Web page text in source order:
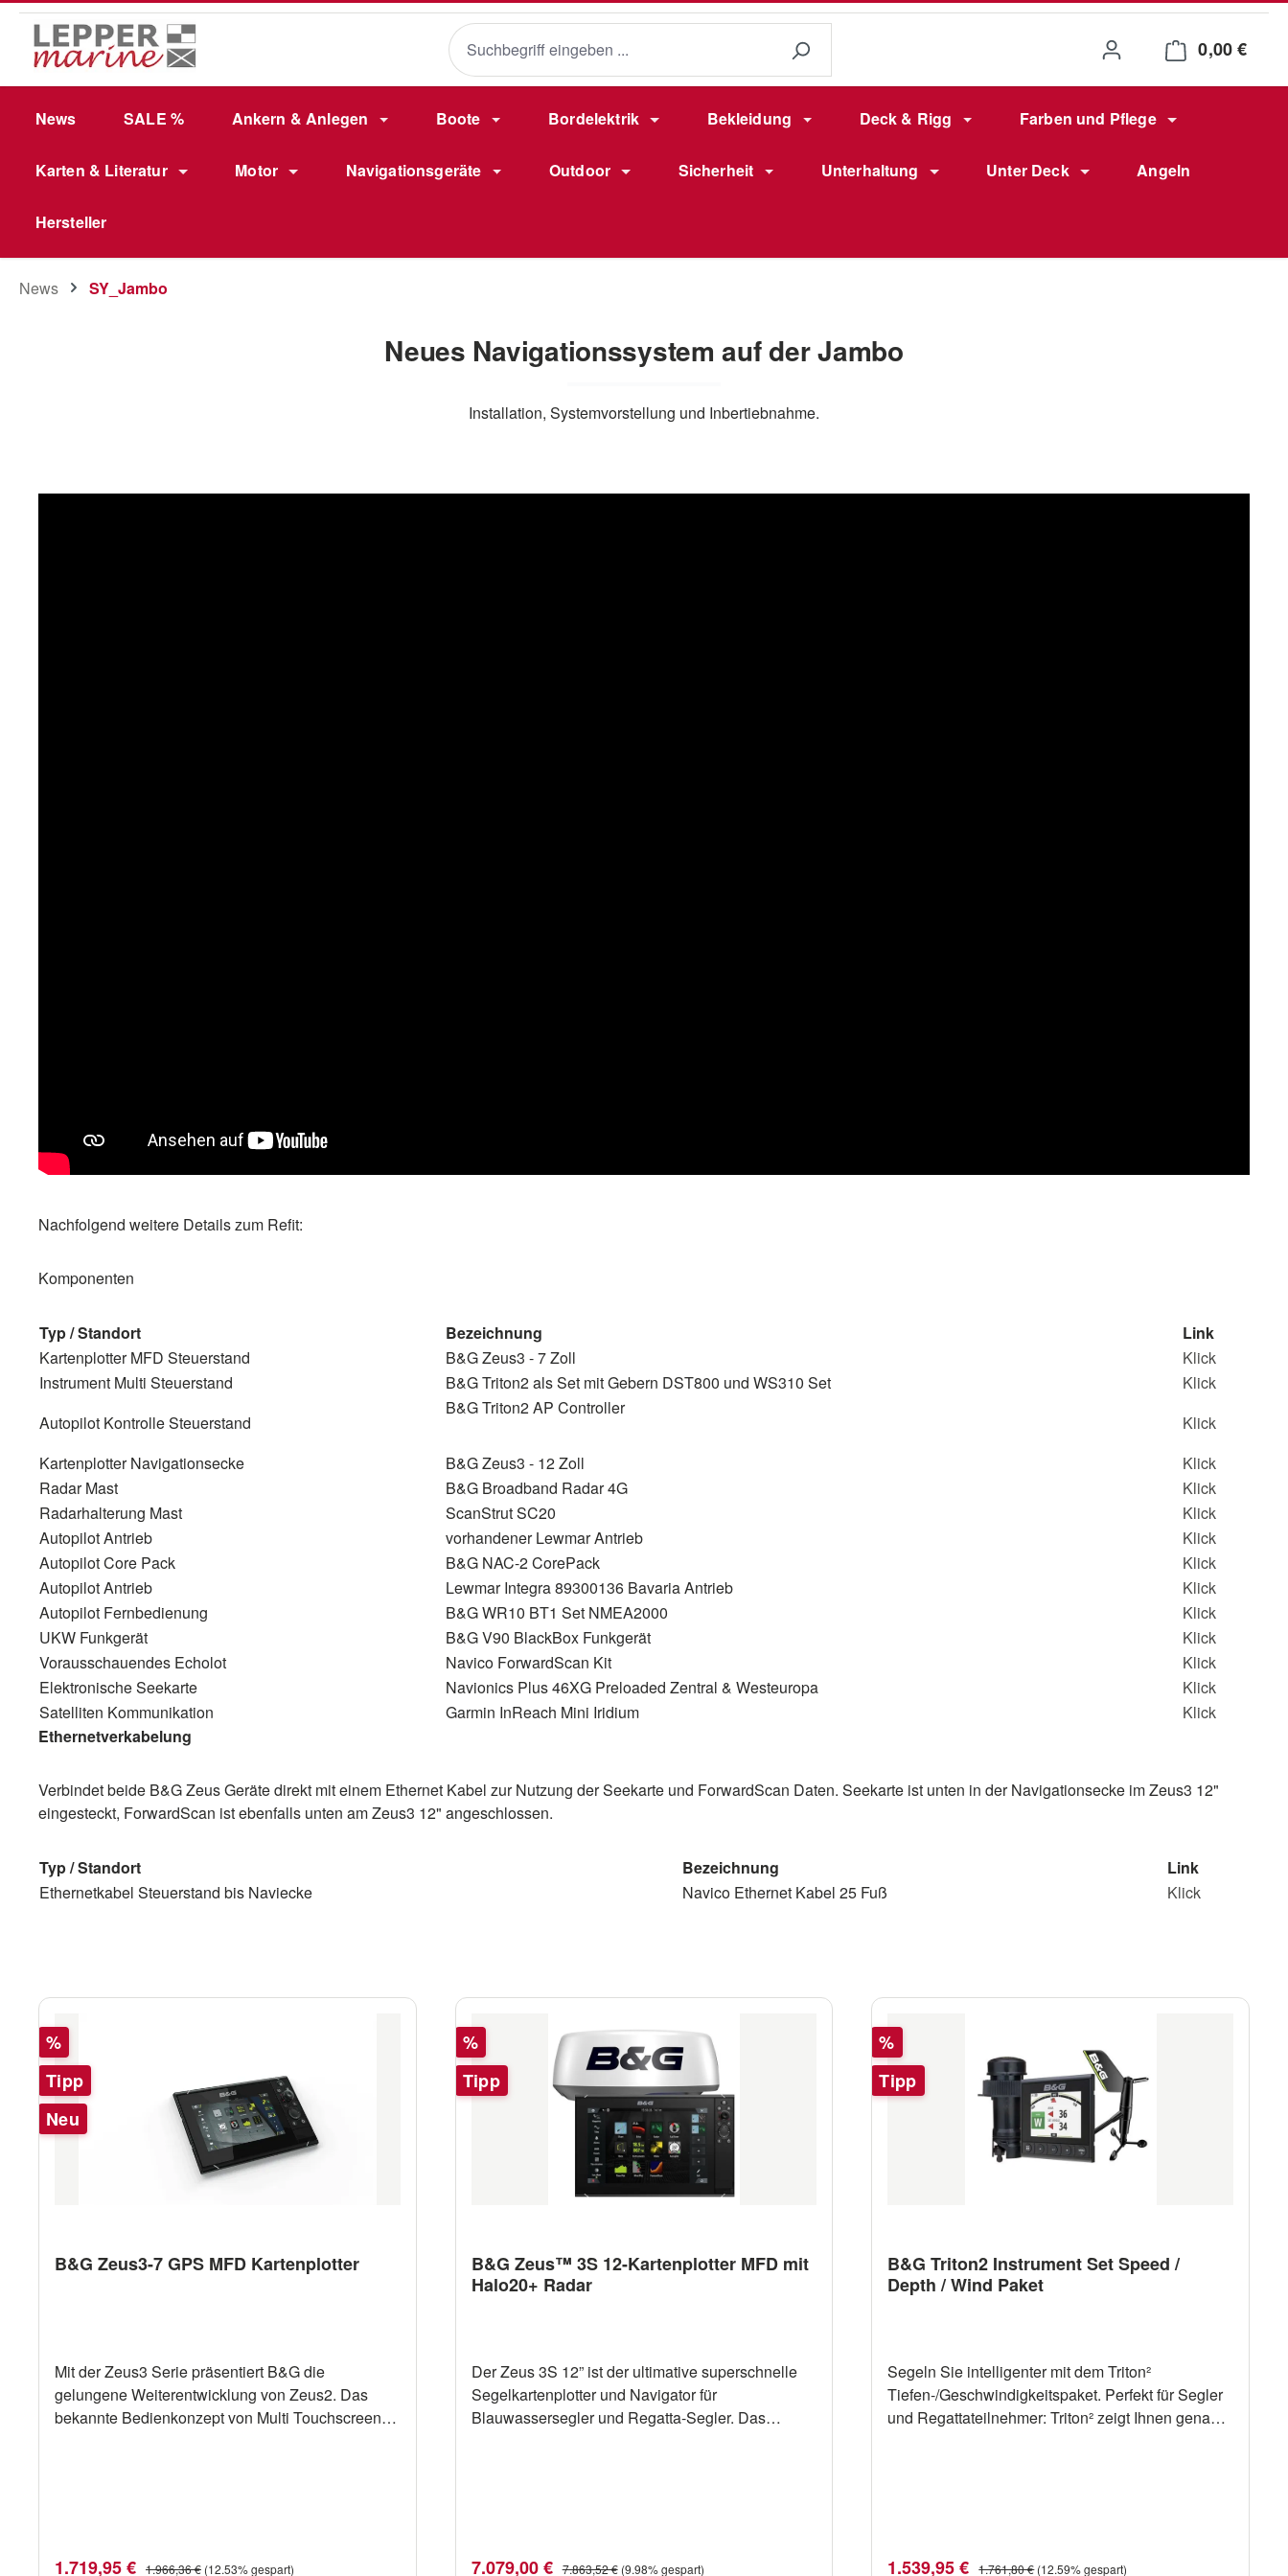
Hauptinhalt springen
Zur Suche springen
Zur Hauptnavigation springen
0,00 €
News SALE % Ankern & Anlegen Boote Bordelektrik Bekleidung Deck & Rigg Farben und Pflege
Karten & Literatur Motor Navigationsgeräte Outdoor Sicherheit Unterhaltung Unter Deck Angeln
Hersteller
News SY_Jambo
Neues Navigationssystem auf der Jambo
Installation, Systemvorstellung und Inbertiebnahme.
Nachfolgend weitere Details zum Refit:
Komponenten
Typ / Standort Bezeichnung
Link
Kartenplotter MFD Steuerstand
B&G Zeus3 - 7 Zoll
Klick
Instrument Multi Steuerstand
B&G Triton2 als Set mit Gebern DST800 und WS310 Set
Klick
Autopilot Kontrolle Steuerstand
B&G Triton2 AP Controller
Klick
Kartenplotter Navigationsecke
B&G Zeus3 - 12 Zoll
Klick
Radar Mast
B&G Broadband Radar 4G
Klick
Radarhalterung Mast
ScanStrut SC20
Klick
Autopilot Antrieb
vorhandener Lewmar Antrieb
Klick
Autopilot Core Pack
B&G NAC-2 CorePack
Klick
Autopilot Antrieb
Lewmar Integra 89300136 Bavaria Antrieb
Klick
Autopilot Fernbedienung
B&G WR10 BT1 Set NMEA2000
Klick
UKW Funkgerät
B&G V90 BlackBox Funkgerät
Klick
Vorausschauendes Echolot
Navico ForwardScan Kit
Klick
Elektronische Seekarte
Navionics Plus 46XG Preloaded Zentral & Westeuropa
Klick
Satelliten Kommunikation
Garmin InReach Mini Iridium
Klick
Ethernetverkabelung
Verbindet beide B&G Zeus Geräte direkt mit einem Ethernet Kabel zur Nutzung der Seekarte und ForwardScan Daten. Seekarte ist unten in der Navigationsecke im Zeus3 12"
eingesteckt, ForwardScan ist ebenfalls unten am Zeus3 12" angeschlossen.
Typ / Standort Bezeichnung
Link
Ethernetkabel Steuerstand bis Naviecke
Navico Ethernet Kabel 25 Fuß Klick
Rabatt
%
Tipp
Neu
B&G Zeus3-7 GPS MFD Kartenplotter
Mit der Zeus3 Serie präsentiert B&G die
gelungene Weiterentwicklung von Zeus2. Das
bekannte Bedienkonzept von Multi Touchscreen
Verkaufspreis:
1.719,95 € Regulärer Preis:
1.966,36 € (12.53% gespart)
Rabatt
%
Tipp
B&G Zeus™ 3S 12-Kartenplotter MFD mit
Halo20+ Radar
Der Zeus 3S 12” ist der ultimative superschnelle
Segelkartenplotter und Navigator für
Blauwassersegler und Regatta-Segler. Das
Verkaufspreis:
7.079,00 € Regulärer Preis:
7.863,52 € (9.98% gespart)
Rabatt
%
Tipp
B&G Triton2 Instrument Set Speed /
Depth / Wind Paket
Segeln Sie intelligenter mit dem Triton²
Tiefen-/Geschwindigkeitspaket. Perfekt für Segler
und Regattateilnehmer: Triton² zeigt Ihnen genau
Verkaufspreis:
1.539,95 € Regulärer Preis:
1.761,80 € (12.59% gespart)